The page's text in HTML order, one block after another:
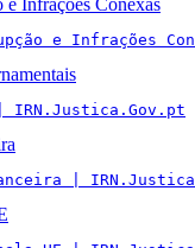
e Infrações Conexas
e Infrações
IRN.Justica.Gov.pt
|